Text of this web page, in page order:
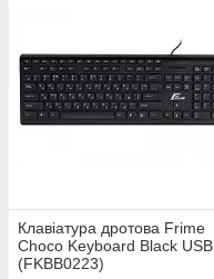
Клавіатура дротова Frime
Choco Keyboard Black USB
(FKBB0223)